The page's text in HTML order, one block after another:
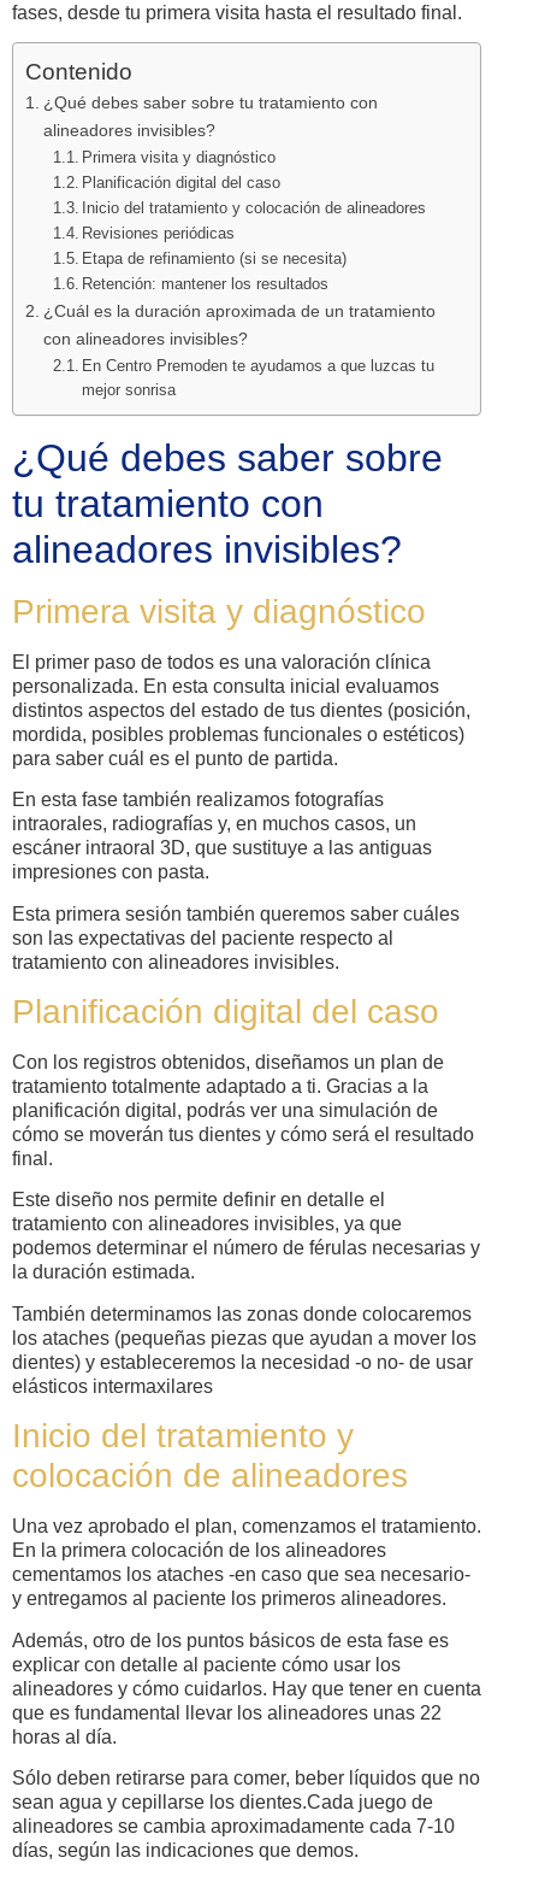
fases, desde tu primera visita hasta el resultado final.
Contenido
¿Qué debes saber sobre tu tratamiento con
alineadores invisibles?
Primera visita y diagnóstico
Planificación digital del caso
Inicio del tratamiento y colocación de alineadores
Revisiones periódicas
Etapa de refinamiento (si se necesita)
Retención: mantener los resultados
¿Cuál es la duración aproximada de un tratamiento
con alineadores invisibles?
En Centro Premoden te ayudamos a que luzcas tu
mejor sonrisa
¿Qué debes saber sobre
tu tratamiento con
alineadores invisibles?
Primera visita y diagnóstico
El primer paso de todos es una valoración clínica
personalizada. En esta consulta inicial evaluamos
distintos aspectos del estado de tus dientes (posición,
mordida, posibles problemas funcionales o estéticos)
para saber cuál es el punto de partida.
En esta fase también realizamos fotografías
intraorales, radiografías y, en muchos casos, un
escáner intraoral 3D, que sustituye a las antiguas
impresiones con pasta.
Esta primera sesión también queremos saber cuáles
son las expectativas del paciente respecto al
tratamiento con alineadores invisibles.
Planificación digital del caso
Con los registros obtenidos, diseñamos un plan de
tratamiento totalmente adaptado a ti. Gracias a la
planificación digital, podrás ver una simulación de
cómo se moverán tus dientes y cómo será el resultado
final.
Este diseño nos permite definir en detalle el
tratamiento con alineadores invisibles, ya que
podemos determinar el número de férulas necesarias y
la duración estimada.
También determinamos las zonas donde colocaremos
los ataches (pequeñas piezas que ayudan a mover los
dientes) y estableceremos la necesidad -o no- de usar
elásticos intermaxilares
Inicio del tratamiento y
colocación de alineadores
Una vez aprobado el plan, comenzamos el tratamiento.
En la primera colocación de los alineadores
cementamos los ataches -en caso que sea necesario-
y entregamos al paciente los primeros alineadores.
Además, otro de los puntos básicos de esta fase es
explicar con detalle al paciente cómo usar los
alineadores y cómo cuidarlos. Hay que tener en cuenta
que es fundamental llevar los alineadores unas 22
horas al día.
Sólo deben retirarse para comer, beber líquidos que no
sean agua y cepillarse los dientes.Cada juego de
alineadores se cambia aproximadamente cada 7-10
días, según las indicaciones que demos.